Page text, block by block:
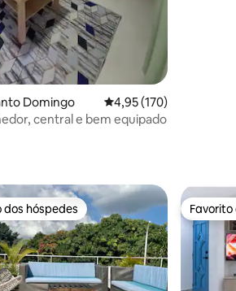
Domingo Classificação média de
4,95 (170)
central e bem equipado
hóspedes mais apreciados
dos hóspedes Favorito
Favorito